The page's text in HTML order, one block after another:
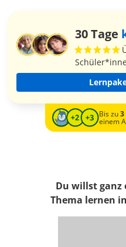
30 Tage
Bis zu
einem
Du willst ganz
Thema lernen